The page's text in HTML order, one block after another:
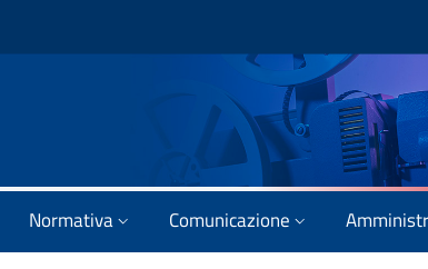
Normativa Comunicazione